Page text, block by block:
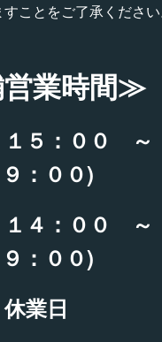
ことをご了承ください
業時間≫
５：００ ～
：００)
：００ ～
：００)
日